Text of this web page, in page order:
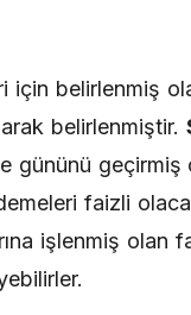
için belirlenmiş
belirlenmiştir.
gününü geçirmiş
faizli
işlenmiş olan